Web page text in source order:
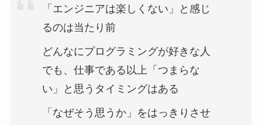
「エンジニアは楽しくない」と感じ
るのは当たり前
どんなにプログラミングが好きな人
でも、仕事である以上「つまらな
い」と思うタイミングはある
「なぜそう思うか」をはっきりさせ